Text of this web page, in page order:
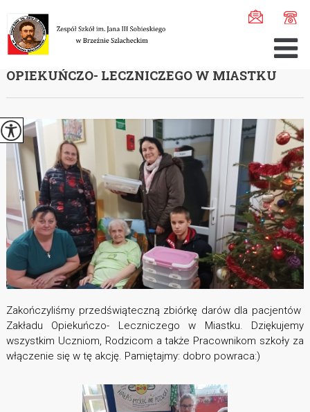
Zbiórka dla pacjentó ...
ZBIÓRKA DLA PACJENTÓW ZAKŁADU
OPIEKUŃCZO- LECZNICZEGO W MIASTKU
Zakończyliśmy przedświąteczną zbiórkę darów dla pacjentów
Zakładu Opiekuńczo- Leczniczego w Miastku. Dziękujemy
wszystkim Uczniom, Rodzicom a także Pracownikom szkoły za
włączenie się w tę akcję. Pamiętajmy: dobro powraca:)